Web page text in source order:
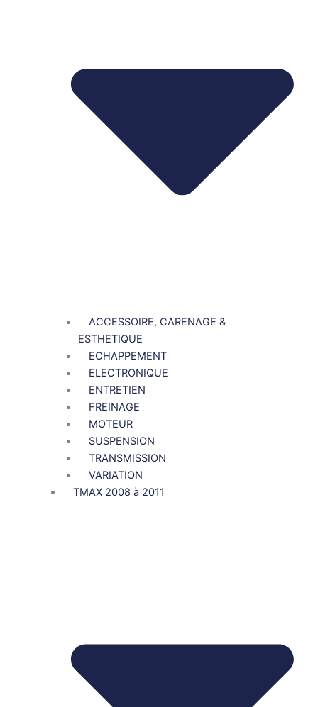
ACCESSOIRE, CARENAGE &
ESTHETIQUE
ECHAPPEMENT
ELECTRONIQUE
ENTRETIEN
FREINAGE
MOTEUR
SUSPENSION
TRANSMISSION
VARIATION
TMAX 2008 à 2011